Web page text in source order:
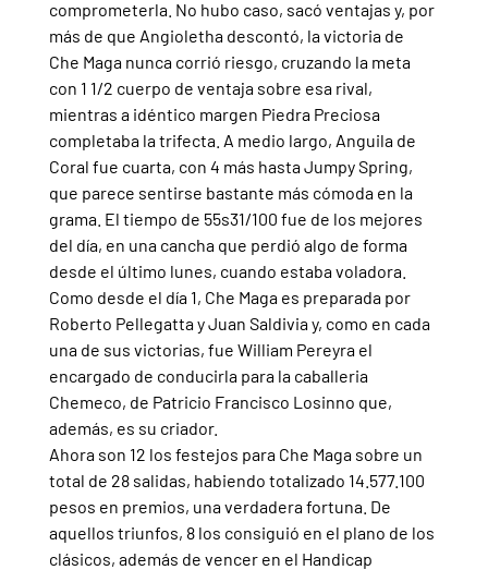
comprometerla. No hubo caso, sacó ventajas y, por
más de que Angioletha descontó, la victoria de
Che Maga nunca corrió riesgo, cruzando la meta
con 1 1/2 cuerpo de ventaja sobre esa rival,
mientras a idéntico margen Piedra Preciosa
completaba la trifecta. A medio largo, Anguila de
Coral fue cuarta, con 4 más hasta Jumpy Spring,
que parece sentirse bastante más cómoda en la
grama. El tiempo de 55s31/100 fue de los mejores
del día, en una cancha que perdió algo de forma
desde el último lunes, cuando estaba voladora.
Como desde el día 1, Che Maga es preparada por
Roberto Pellegatta y Juan Saldivia y, como en cada
una de sus victorias, fue William Pereyra el
encargado de conducirla para la caballeria
Chemeco, de Patricio Francisco Losinno que,
además, es su criador.
Ahora son 12 los festejos para Che Maga sobre un
total de 28 salidas, habiendo totalizado 14.577.100
pesos en premios, una verdadera fortuna. De
aquellos triunfos, 8 los consiguió en el plano de los
clásicos, además de vencer en el Handicap